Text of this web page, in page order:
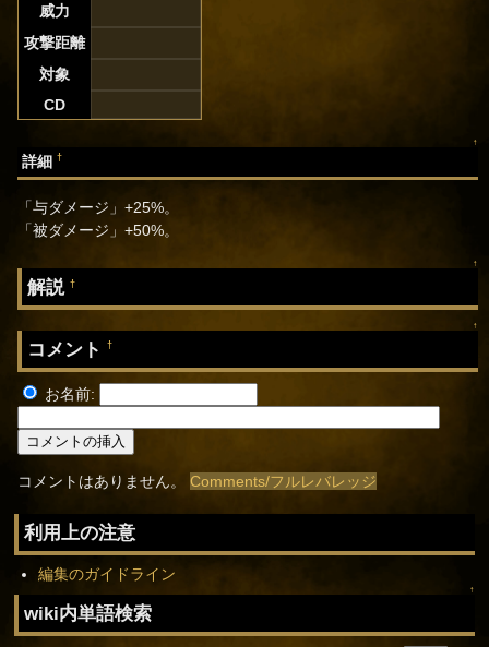
威力
攻撃距離
対象
CD
↑
詳細†
「与ダメージ」+25%。
「被ダメージ」+50%。
↑
解説†
↑
コメント†
お名前:
コメントはありません。Comments/フルレバレッジ
利用上の注意
編集のガイドライン
↑
wiki内単語検索